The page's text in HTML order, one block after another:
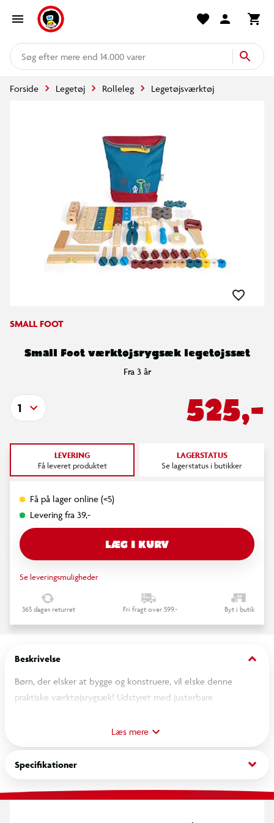
mere end 14.000 varer
Forside Legetøj Rolleleg Legetøjsværktøj
SMALL FOOT
Small Foot værktøjsrygsæk legetøjssæt
Fra 3 år
525,-
1
LEVERING
Få leveret produktet
LAGERSTATUS
Se lagerstatus i butikker
Få på lager online (<5)
Levering fra 39,-
LÆG I KURV
Se leveringsmuligheder
365 dages returret Fri fragt over 599,- Byt i butik
Beskrivelse keyboard_arrow_down
Børn, der elsker at bygge og konstruere, vil elske denne
praktiske værktøjsrygsæk! Udstyret med justerbare
og kan tilpasses barnets størrelse. Den rummer en række
træværktøjer, der er realistisk designet: en hammer,
skruenøgle, skruetrækker, tang, vaterpas, vinkel,
foldemålebånd og sav vil opfylde alle ønsker fra unge,
kommende håndværkere. Den inkluderer også et omfattende
Læs mere
Specifikationer keyboard_arrow_down